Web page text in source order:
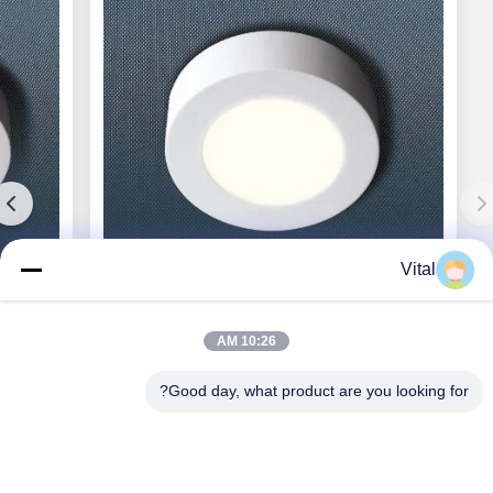
احصل على أفضل سعر
Vital
10:26 AM
Good day, what product are you looking for?